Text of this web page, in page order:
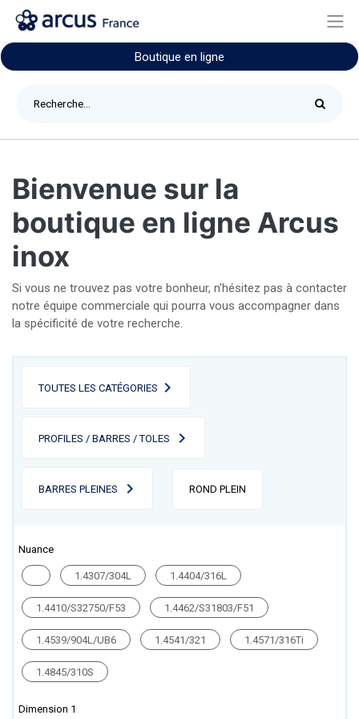
Boutique en ligne
Bienvenue sur la
boutique en ligne Arcus
inox
Si vous ne trouvez pas votre bonheur, n'hésitez pas à contacter
notre équipe commerciale qui pourra vous accompagner dans
la spécificité de votre recherche.
TOUTES LES CATÉGORIES
PROFILES / BARRES / TOLES
BARRES PLEINES ROND PLEIN
Nuance
1.4307/304L 1.4404/316L
1.4410/S32750/F53 1.4462/S31803/F51
1.4539/904L/UB6 1.4541/321 1.4571/316Ti
1.4845/310S
Dimension 1